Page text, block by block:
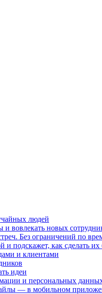
людей
вовлекать новых
Без ограничений по
подскажет, как сделать их
и клиентами
идеи
и персональных
— в мобильном